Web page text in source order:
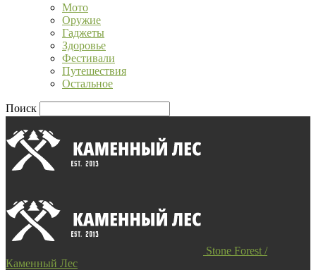
Мото
Оружие
Гаджеты
Здоровье
Фестивали
Путешествия
Остальное
Поиск
Stone Forest /
Каменный Лес